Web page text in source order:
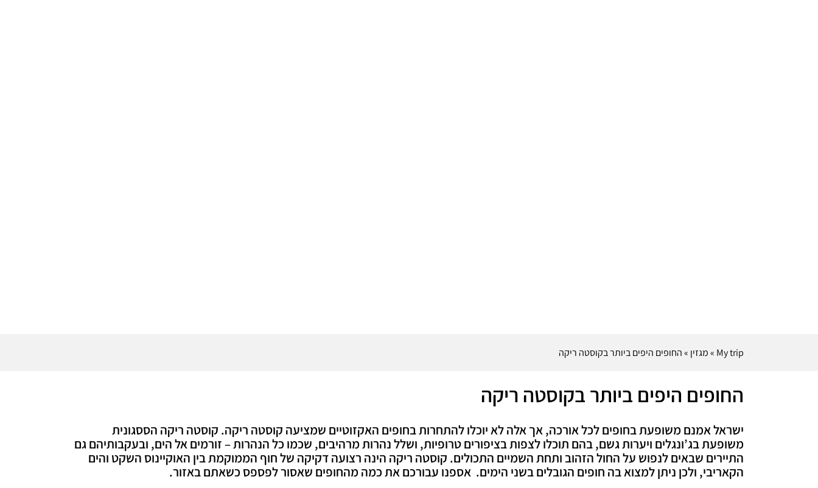
My trip
»מגזין »החופים היפים ביותר בקוסטה ריקה
החופים היפים ביותר בקוסטה ריקה
ישראל אמנם משופעת בחופים לכל אורכה, אך אלה לא יוכלו להתחרות בחופים האקזוטיים שמציעה קוסטה ריקה. קוסטה ריקה הססגונית
משופעת בג’ונגלים ויערות גשם, בהם תוכלו לצפות בציפורים טרופיות, ושלל נהרות מרהיבים, שכמו כל הנהרות – זורמים אל הים, ובעקבותיהם גם
התיירים שבאים לנפוש על החול הזהוב ותחת השמיים התכולים. קוסטה ריקה הינה רצועה דקיקה של חוף הממוקמת בין האוקיינוס השקט והים
הקאריבי, ולכן ניתן למצוא בה חופים הגובלים בשני הימים. אספנו עבורכם את כמה מהחופים שאסור לפספס כשאתם באזור.